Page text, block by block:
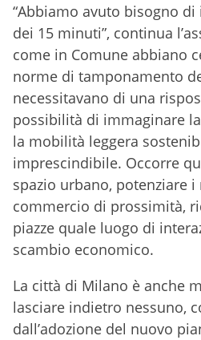
“Abbiamo avuto bisogno
dei 15 minuti”, continua
come in Comune abbiano
norme di tamponamento
necessitavano di una
possibilità di immaginare
la mobilità leggera
imprescindibile. Occorre
spazio urbano, potenziare i
commercio di prossimità,
piazze quale luogo di
scambio economico.
La città di Milano è anche
lasciare indietro nessuno,
dall’adozione del nuovo